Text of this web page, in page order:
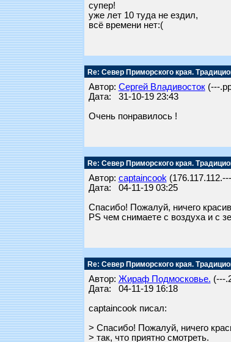
супер!
уже лет 10 туда не ездил,
всё времени нет:(
Re: Север Приморского края.
Автор: Сергей Владивосток(---
Дата: 31-10-19 23:43
Очень понравилось !
Re: Север Приморского края.
Автор: captaincook
Дата: 04-11-19 03:25
Спасибо! Пожалуй, ничего
PS чем снимаете с воздуха и с
Re: Север Приморского края.
Автор: Жираф Подмосковье. (---
Дата: 04-11-19 16:18
captaincook писал:
> Спасибо! Пожалуй, ничего
> так, что приятно смотреть.